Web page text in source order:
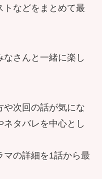
トなどをまとめて最
さんと一緒に楽し
や次回の話が気にな
ネタバレを中心とし
マの詳細を1話から最